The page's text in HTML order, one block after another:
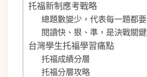
托福新制應考戰略
總題數變少，代表每一題都
閱讀快、狠、準，是決戰關
台灣學生托福學習痛點
托福成績分層
托福分層攻略